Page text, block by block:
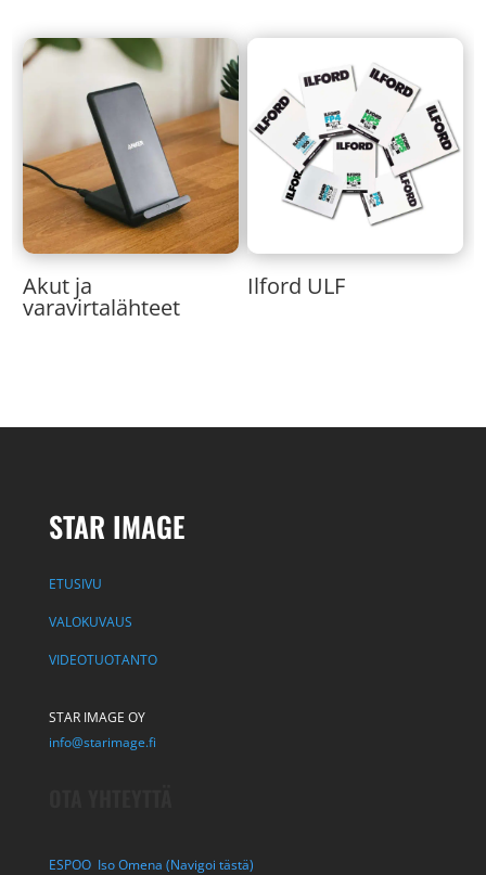
Akut ja
varavirtalähteet
Ilford ULF
STAR IMAGE
ETUSIVU
VALOKUVAUS
VIDEOTUOTANTO
STAR IMAGE OY
info@starimage.fi
ESPOO Iso Omena (Navigoi tästä)